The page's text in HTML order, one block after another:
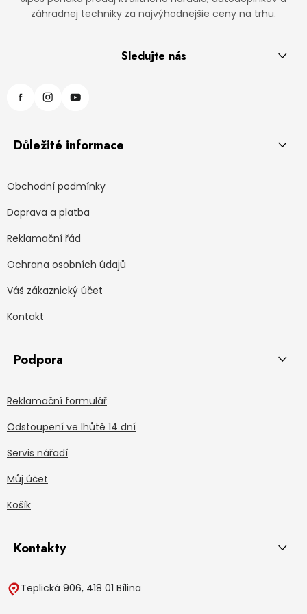
záhradnej techniky za najvýhodnejšie ceny na trhu.
Sledujte nás
Důležité informace
Obchodní podmínky
Doprava a platba
Reklamační řád
Ochrana osobních údajů
Váš zákaznický účet
Kontakt
Podpora
Reklamační formulář
Odstoupení ve lhůtě 14 dní
Servis nářadí
Můj účet
Košík
Kontakty
Teplická 906, 418 01 Bílina